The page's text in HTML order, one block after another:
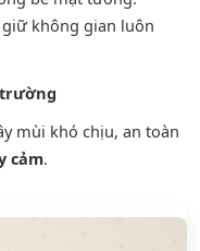
không gian luôn
mùi khó chịu, an toàn
cảm.